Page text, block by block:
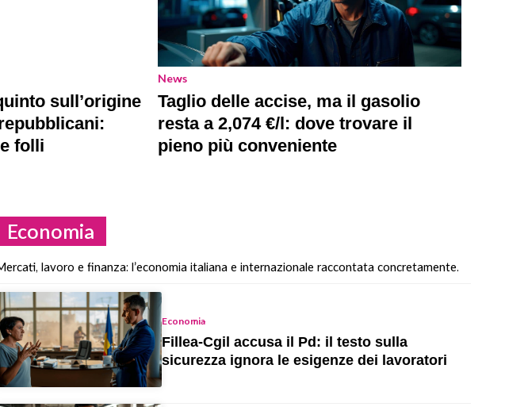
sull’origine
folli
News
Taglio delle accise, ma il gasolio
resta a 2,074 €/l: dove trovare il
pieno più conveniente
Economia
lavoro e finanza: l’economia italiana e internazionale raccontata concretamente.
Economia
Fillea-Cgil accusa il Pd: il testo sulla
sicurezza ignora le esigenze dei lavoratori